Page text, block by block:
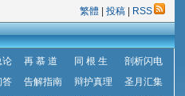
繁體 投稿 RSS
论 再 慕 道 同 根 生
剖析闪电
答 告解指南 辩护真理
圣月汇集